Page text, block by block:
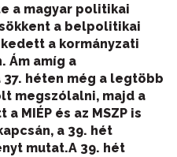
a magyar politikai
a belpolitikai
a kormányzati
Ám amíg a
héten még a legtöbb
megszólalni, majd a
MIÉP és az MSZP is
a 39. hét
mutat.A 39. hét